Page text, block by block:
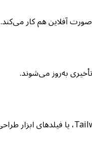
آفلاین هم کار می‌کند.